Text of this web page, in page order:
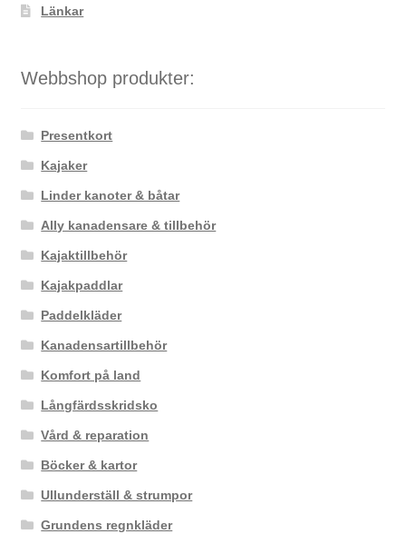
Länkar
Webbshop produkter:
Presentkort
Kajaker
Linder kanoter & båtar
Ally kanadensare & tillbehör
Kajaktillbehör
Kajakpaddlar
Paddelkläder
Kanadensartillbehör
Komfort på land
Långfärdsskridsko
Vård & reparation
Böcker & kartor
Ullunderställ & strumpor
Grundens regnkläder